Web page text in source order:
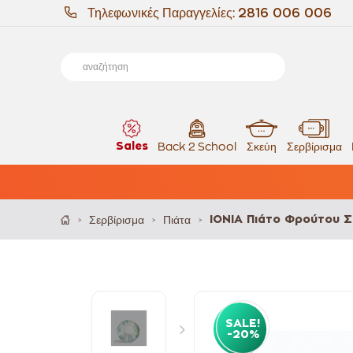
Τηλεφωνικές Παραγγελίες: 2816 006 006
Sales Back 2 School Σκεύη Σερβίρισμα
> Σερβίρισμα > Πιάτα > IONIA Πιάτο Φρούτου
SALE!
-20%